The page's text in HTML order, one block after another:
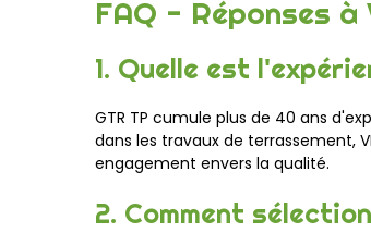
FAQ - Réponses à
1. Quelle est
GTR TP cumule plus de 40 ans
dans les travaux de terrassement,
engagement envers la qualité.
2. Comment